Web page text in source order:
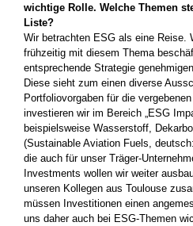
wichtige Rolle. Welche Themen
Liste?
Wir betrachten ESG als eine Reise.
frühzeitig mit diesem Thema
entsprechende Strategie
Diese sieht zum einen diverse
Portfoliovorgaben für die
investieren wir im Bereich „ESG
beispielsweise Wasserstoff,
(Sustainable Aviation Fuels,
die auch für unser Träger-­
Investments wollen wir weiter
unseren Kollegen aus Toulouse
müssen Investitionen einen
uns daher auch bei ESG-Themen